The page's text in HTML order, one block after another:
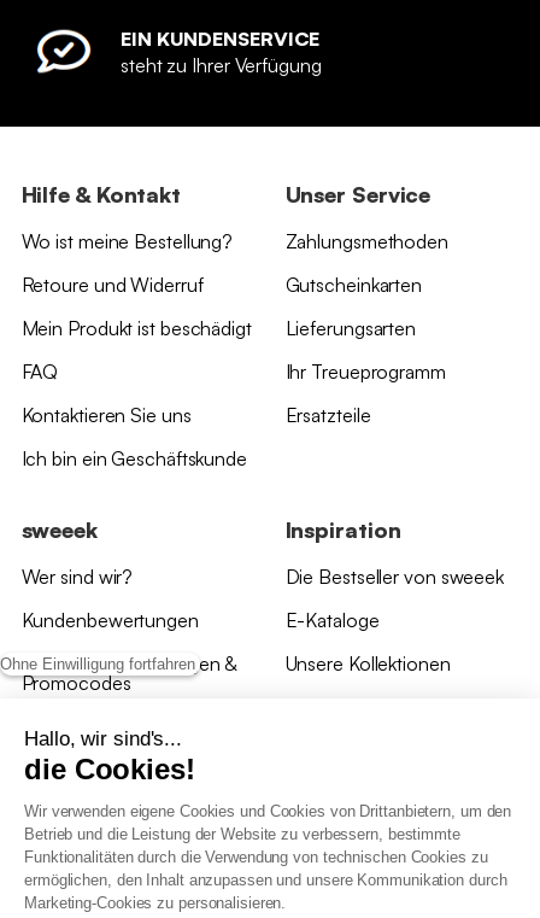
Ohne Einwilligung fortfahren
Hallo, wir sind's...
die Cookies!
Wir verwenden eigene Cookies und Cookies von Drittanbietern, um den
Betrieb und die Leistung der Website zu verbessern, bestimmte
Funktionalitäten durch die Verwendung von technischen Cookies zu
ermöglichen, den Inhalt anzupassen und unsere Kommunikation durch
Marketing-Cookies zu personalisieren.
EIN KUNDENSERVICE
steht zu Ihrer Verfügung
Hilfe & Kontakt
Wo ist meine Bestellung?
Retoure und Widerruf
Mein Produkt ist beschädigt
FAQ
Kontaktieren Sie uns
Ich bin ein Geschäftskunde
Unser Service
Zahlungsmethoden
Gutscheinkarten
Lieferungsarten
Ihr Treueprogramm
Ersatzteile
sweeek
Wer sind wir?
Kundenbewertungen
*Angebotsbedingungen &
Promocodes
Bewertungen von sweeek
Unsere Geschäfte
Inspiration
Die Bestseller von sweeek
E-Kataloge
Unsere Kollektionen